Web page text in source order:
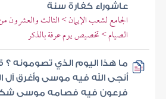
عاشوراء كفارة سنة
الجامع لشعب الإيمان > الثالث والعشرون
الصيام > تخصيص يوم عرفة بالذكر
ما هذا اليوم الذي تصومونه
أنجى الله فيه موسى وأغرق آل
فرعون فيه فصامه موسى